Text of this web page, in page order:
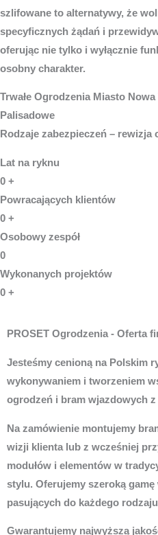
szlifowane to alternatywy, że
specyficznych żądań i
oferując nie tylko i wyłącznie
osobny charakter.
Trwałe Ogrodzenia Miasto
Palisadowe
Rodzaje zabezpieczeń –
Lat na ryknu
0 +
Powracających klientów
0 +
Osobowy zespół
0
Wykonanych projektów
0 +
PROSET Ogrodzenia - Oferta
Jesteśmy cenioną na Polskim
wykonywaniem i tworzeniem
ogrodzeń i bram wjazdowych z
Na zamówienie montujemy
wizji klienta lub z wcześniej
modułów i elementów w
stylu. Oferujemy szeroką
pasujących do każdego
Gwarantujemy najwyższą